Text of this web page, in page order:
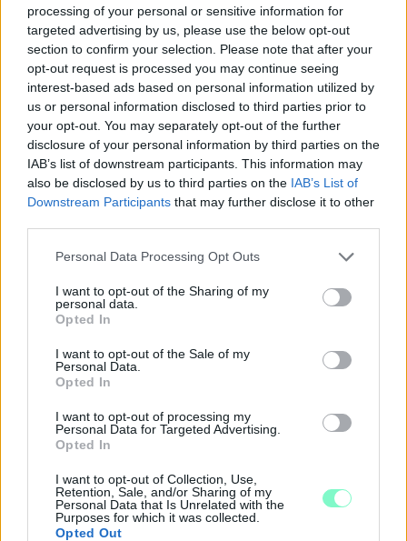
processing of your personal or sensitive information for
targeted advertising by us, please use the below opt-out
section to confirm your selection. Please note that after your
opt-out request is processed you may continue seeing
interest-based ads based on personal information utilized by
us or personal information disclosed to third parties prior to
your opt-out. You may separately opt-out of the further
disclosure of your personal information by third parties on the
IAB’s list of downstream participants. This information may
also be disclosed by us to third parties on the IAB’s List of
Downstream Participants that may further disclose it to other
Please note that this website/app uses one or more Google
not limited to your visit or usage behaviour. You may click to
grant or deny consent to Google and its third-party tags to
use your data for below specified purposes in below Google
consent section.
Personal Data Processing Opt Outs
I want to opt-out of the Sharing of my
personal data.
Opted In
I want to opt-out of the Sale of my
Personal Data.
Opted In
I want to opt-out of processing my
Personal Data for Targeted Advertising.
Opted In
I want to opt-out of Collection, Use,
Retention, Sale, and/or Sharing of my
Personal Data that Is Unrelated with the
Purposes for which it was collected.
Opted Out
BAROKK POMPÁBA ÖLTÖZIK A BELVÁROS:
HÉTVÉGÉN RENDEZIK MEG A XXXIII. GYŐRI BAROKK
ESKÜVŐT
Jubileumi fogadalom megerősítés, történelmi felvonulás,
tűzshow és vezetett séták is várják az érdeklődőket augusztus
Szólj hozzá!